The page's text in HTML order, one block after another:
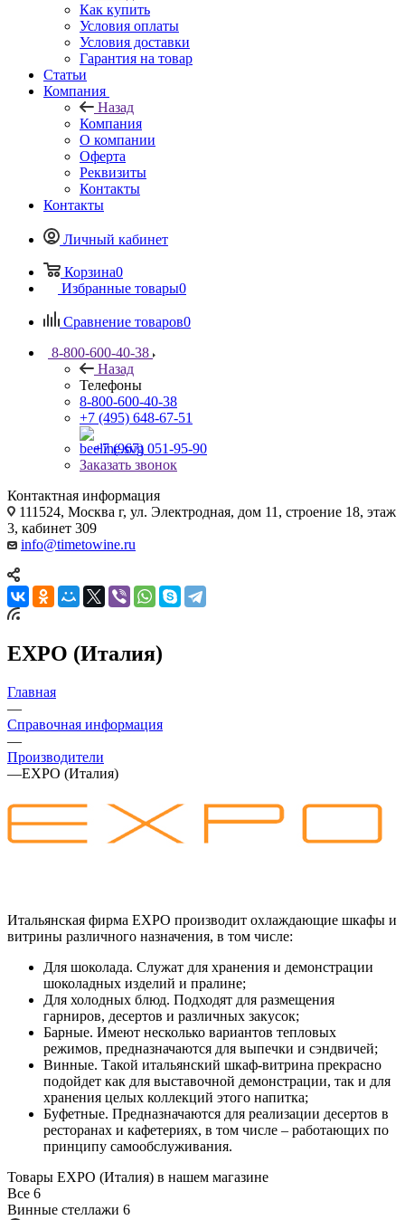
Как купить
Условия оплаты
Условия доставки
Гарантия на товар
Статьи
Компания
Назад
Компания
О компании
Оферта
Реквизиты
Контакты
Контакты
Личный кабинет
Корзина0
Избранные товары0
Сравнение товаров0
8-800-600-40-38
Назад
Телефоны
8-800-600-40-38
+7 (495) 648-67-51
+7 (967) 051-95-90
Заказать звонок
Контактная информация
111524, Москва г, ул. Электродная, дом 11, строение 18, этаж
3, кабинет 309
info@timetowine.ru
EXPO (Италия)
Главная
—
Справочная информация
—
Производители
—EXPO (Италия)
Итальянская фирма EXPO производит охлаждающие шкафы и
витрины различного назначения, в том числе:
Для шоколада. Служат для хранения и демонстрации
шоколадных изделий и пралине;
Для холодных блюд. Подходят для размещения
гарниров, десертов и различных закусок;
Барные. Имеют несколько вариантов тепловых
режимов, предназначаются для выпечки и сэндвичей;
Винные. Такой итальянский шкаф-витрина прекрасно
подойдет как для выставочной демонстрации, так и для
хранения целых коллекций этого напитка;
Буфетные. Предназначаются для реализации десертов в
ресторанах и кафетериях, в том числе – работающих по
принципу самообслуживания.
Товары EXPO (Италия) в нашем магазине
Все 6
Винные стеллажи 6